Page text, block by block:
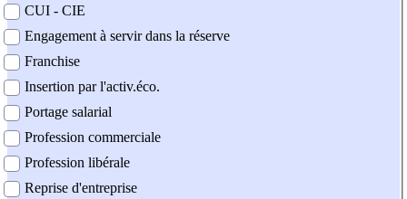
CUI - CIE
Engagement à servir dans la réserve
Franchise
Insertion par l'activ.éco.
Portage salarial
Profession commerciale
Profession libérale
Reprise d'entreprise